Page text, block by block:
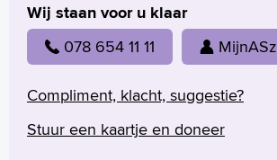
Wij staan voor u klaar
078 654 11 11 MijnASz
Compliment, klacht, suggestie?
Stuur een kaartje en doneer